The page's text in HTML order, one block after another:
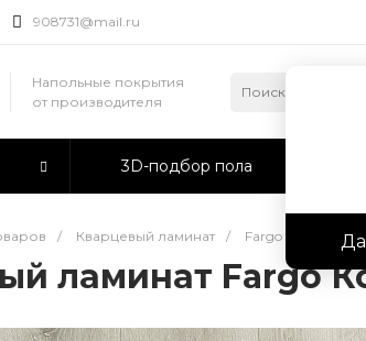
908731@mail.ru
Напольные покрытия
от производителя
3D-подбор пола
/ Кварцевый ламинат / Fargo Комфорт
ламинат Fargo